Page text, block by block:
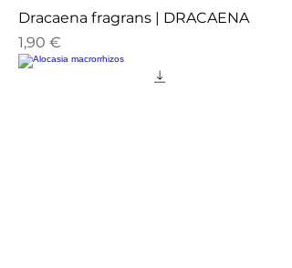
Dracaena fragrans | DRACAENA
Preço
1,90 €